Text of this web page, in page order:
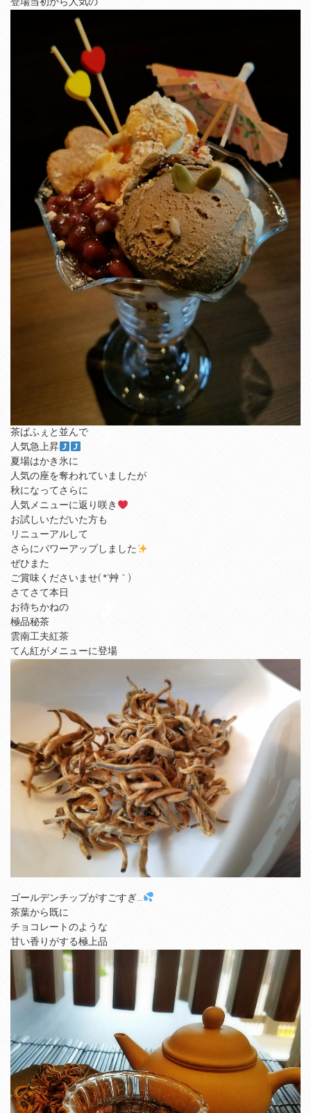
登場当初から人気の
茶ぱふぇと並んで
人気急上昇
夏場はかき氷に
人気の座を奪われていましたが
秋になってさらに
人気メニューに返り咲き
お試しいただいた方も
リニューアルして
さらにパワーアップしました
ぜひまた
ご賞味くださいませ( *´艸｀)
さてさて本日
お待ちかねの
極品秘茶
雲南工夫紅茶
てん紅がメニューに登場
ゴールデンチップがすごすぎ…
茶葉から既に
チョコレートのような
甘い香りがする極上品